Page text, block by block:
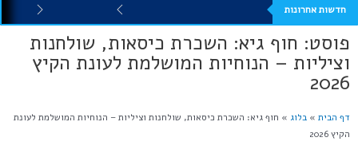
חדשות אחרונות
פוסט: חוף גיא: השכרת כיסאות, שולחנות
וציליות – הנוחיות המושלמת לעונת הקיץ
2026
דף הבית » בלוג » חוף גיא: השכרת כיסאות, שולחנות וציליות – הנוחיות המושלמת לעונת
הקיץ 2026